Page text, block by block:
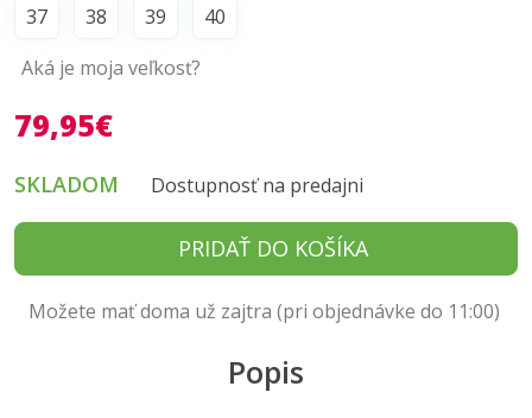
37
38 39
40
Aká je moja veľkosť?
79,95€
SKLADOM Dostupnosť na predajni
PRIDAŤ DO KOŠÍKA
Možete mať doma už zajtra (pri objednávke do 11:00)
Popis